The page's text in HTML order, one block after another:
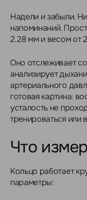
Надели и забыли.
напоминаний.
2.28 мм и весом от
Оно отслеживает
анализирует
артериального
готовая картина:
усталость не
тренироваться или
Что
Кольцо работает
параметры: